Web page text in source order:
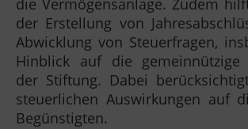
die Vermögensanlage. Zudem
der Erstellung von
Abwicklung von Steuerfragen,
Hinblick auf die gemeinnützige
der Stiftung. Dabei
steuerlichen Auswirkungen auf
Begünstigten.